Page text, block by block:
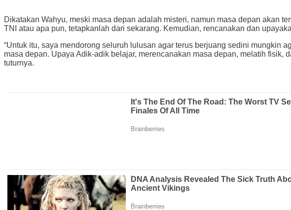
Dikatakan Wahyu, meski masa depan adalah misteri, namun masa depan akan
TNI atau apa pun, tetapkanlah dari sekarang. Kemudian, rencanakan dan
“Untuk itu, saya mendorong seluruh lulusan agar terus berjuang sedini mungkin
masa depan. Upaya Adik-adik belajar, merencanakan masa depan, melatih
tuturnya.